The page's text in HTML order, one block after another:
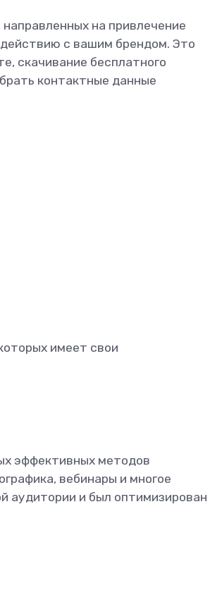
на привлечение
с вашим брендом. Это
скачивание бесплатного
контактные данные
имеет свои
эффективных методов
вебинары и многое
аудитории и был оптимизирован